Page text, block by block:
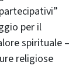
per il
spirituale –
religiose